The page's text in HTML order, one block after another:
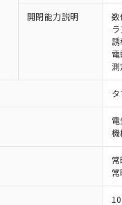
開閉能力説明
数
条件
条件をお読みいただき、
応済み：EU RoHS指令（
に対応した製品が提供可
定：EU RoHS指令（10
応した製品に切り替える
定なし：EU RoHS指令（
に非対応の商品で、対応
確認中：EU RoHS指令